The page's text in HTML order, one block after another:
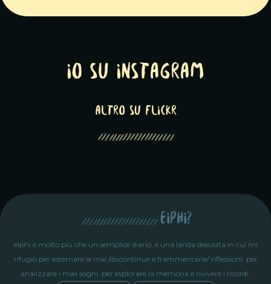
Io su Instagram
altro su Flickr
eiphi?
eiphi è molto più che un semplice diario, è una landa desolata in cui mi
rifugio per esternare le mie /discontinue e frammentarie/ riflessioni, per
analizzare i miei sogni, per esplorare la memoria e rivivere i ricordi.